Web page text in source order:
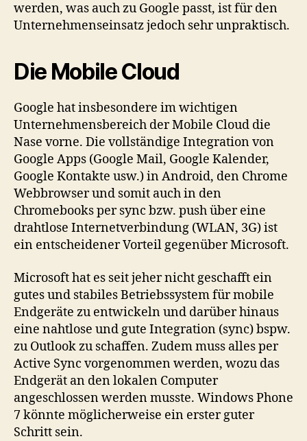
werden, was auch zu Google passt, ist für den
Unternehmenseinsatz jedoch sehr unpraktisch.
Die Mobile Cloud
Google hat insbesondere im wichtigen
Unternehmensbereich der Mobile Cloud die
Nase vorne. Die vollständige Integration von
Google Apps (Google Mail, Google Kalender,
Google Kontakte usw.) in Android, den Chrome
Webbrowser und somit auch in den
Chromebooks per sync bzw. push über eine
drahtlose Internetverbindung (WLAN, 3G) ist
ein entscheidener Vorteil gegenüber Microsoft.
Microsoft hat es seit jeher nicht geschafft ein
gutes und stabiles Betriebssystem für mobile
Endgeräte zu entwickeln und darüber hinaus
eine nahtlose und gute Integration (sync) bspw.
zu Outlook zu schaffen. Zudem muss alles per
Active Sync vorgenommen werden, wozu das
Endgerät an den lokalen Computer
angeschlossen werden musste. Windows Phone
7 könnte möglicherweise ein erster guter
Schritt sein.